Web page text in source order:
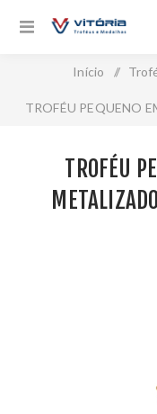
Início /
TROFÉU PEQUENO
TROFÉU